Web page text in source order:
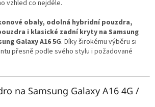
i
s
u
vzhled co nejdéle.
obaly, odolná hybridní pouzdra,
i klasické zadní kryty na Samsung
Galaxy A16 5G. Díky širokému výběru si
přesně podle svého stylu i požadované
na Samsung Galaxy A16 4G /